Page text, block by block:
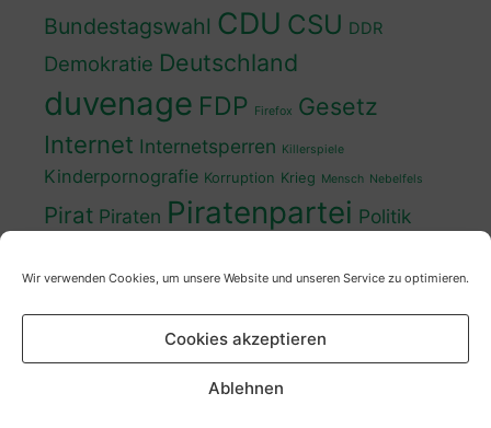
Wir verwenden Cookies, um unsere Website und unseren Service zu optimieren.
Cookies akzeptieren
Ablehnen
Bundestagswahl CDU CSU DDR
Demokratie Deutschland
duvenage FDP Firefox Gesetz
Internet Internetsperren Killerspiele
Kinderpornografie Korruption Krieg Mensch Nebelfels
Pirat Piraten Piratenpartei Politik
Wahlkampf Wahlprogramm Wähler
Zensur Zensursula Überwachung